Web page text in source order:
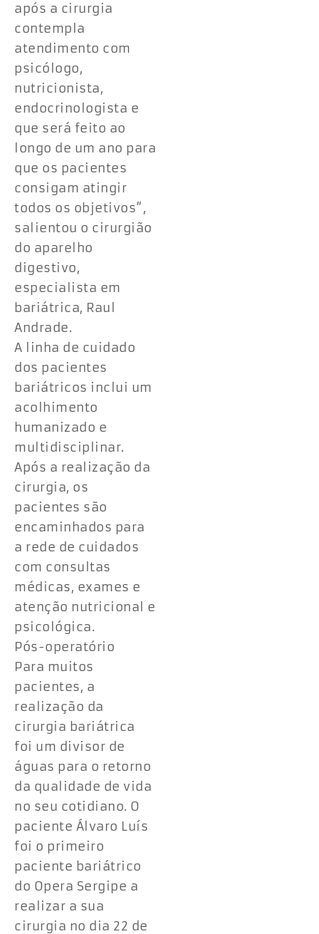
após a cirurgia
contempla
atendimento com
psicólogo,
nutricionista,
endocrinologista e
que será feito ao
longo de um ano para
que os pacientes
consigam atingir
todos os objetivos”,
salientou o cirurgião
do aparelho
digestivo,
especialista em
bariátrica, Raul
Andrade.
A linha de cuidado
dos pacientes
bariátricos inclui um
acolhimento
humanizado e
multidisciplinar.
Após a realização da
cirurgia, os
pacientes são
encaminhados para
a rede de cuidados
com consultas
médicas, exames e
atenção nutricional e
psicológica.
Pós-operatório
Para muitos
pacientes, a
realização da
cirurgia bariátrica
foi um divisor de
águas para o retorno
da qualidade de vida
no seu cotidiano. O
paciente Álvaro Luís
foi o primeiro
paciente bariátrico
do Opera Sergipe a
realizar a sua
cirurgia no dia 22 de